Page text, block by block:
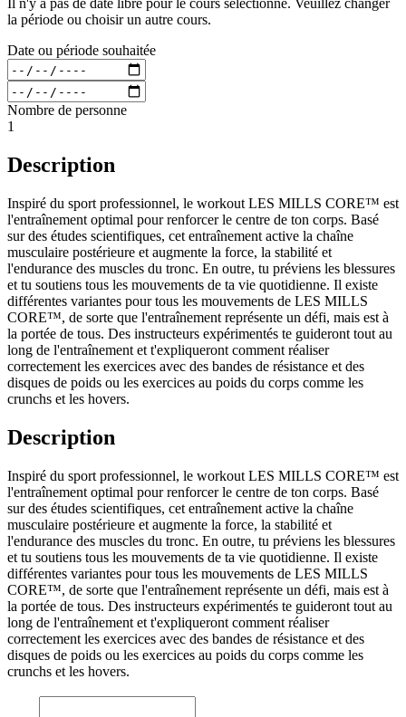
Il n'y a pas de date libre pour le cours sélectionné. Veuillez changer
la période ou choisir un autre cours.
Date ou période souhaitée
Nombre de personne
1
Description
Inspiré du sport professionnel, le workout LES MILLS CORE™ est
l'entraînement optimal pour renforcer le centre de ton corps. Basé
sur des études scientifiques, cet entraînement active la chaîne
musculaire postérieure et augmente la force, la stabilité et
l'endurance des muscles du tronc. En outre, tu préviens les blessures
et tu soutiens tous les mouvements de ta vie quotidienne. Il existe
différentes variantes pour tous les mouvements de LES MILLS
CORE™, de sorte que l'entraînement représente un défi, mais est à
la portée de tous. Des instructeurs expérimentés te guideront tout au
long de l'entraînement et t'expliqueront comment réaliser
correctement les exercices avec des bandes de résistance et des
disques de poids ou les exercices au poids du corps comme les
crunchs et les hovers.
Description
Inspiré du sport professionnel, le workout LES MILLS CORE™ est
l'entraînement optimal pour renforcer le centre de ton corps. Basé
sur des études scientifiques, cet entraînement active la chaîne
musculaire postérieure et augmente la force, la stabilité et
l'endurance des muscles du tronc. En outre, tu préviens les blessures
et tu soutiens tous les mouvements de ta vie quotidienne. Il existe
différentes variantes pour tous les mouvements de LES MILLS
CORE™, de sorte que l'entraînement représente un défi, mais est à
la portée de tous. Des instructeurs expérimentés te guideront tout au
long de l'entraînement et t'expliqueront comment réaliser
correctement les exercices avec des bandes de résistance et des
disques de poids ou les exercices au poids du corps comme les
crunchs et les hovers.